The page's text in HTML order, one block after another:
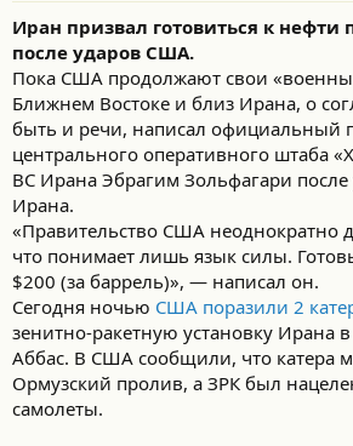
Иран призвал готовиться к нефти
после ударов США.
Пока США продолжают свои
Ближнем Востоке и близ Ирана, о
быть и речи, написал официальный
центрального оперативного штаба
ВС Ирана Эбрагим Зольфагари
Ирана.
«Правительство США неоднократно
что понимает лишь язык силы.
$200 (за баррель)», — написал он.
Сегодня ночью США поразили 2
зенитно-ракетную установку Ирана
Аббас. В США сообщили, что катера
Ормузский пролив, а ЗРК был
самолеты.